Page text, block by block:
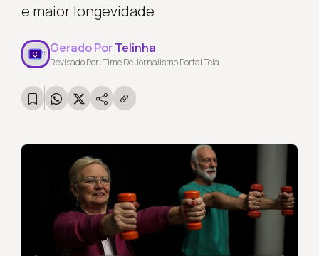
e maior longevidade
Gerado PorTelinha
Revisado Por: Time De Jornalismo Portal Tela